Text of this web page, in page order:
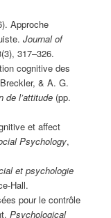
Approche
Journal of
317–326.
cognitive des
& A. G.
de l’attitude(pp.
et affect
Psychology,
et psychologie
Hall.
pour le contrôle
Psychological